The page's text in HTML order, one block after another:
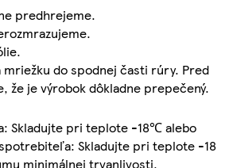
predhrejeme.
mriežku do spodnej časti rúry. Pred
že je výrobok dôkladne prepečený.
Skladujte pri teplote -18℃ alebo
Skladujte pri teplote -18
minimálnej trvanlivosti.